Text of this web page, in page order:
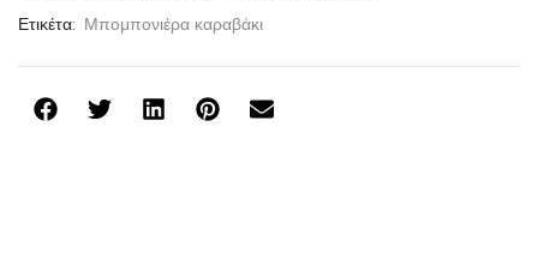
Ετικέτα: Μπομπονιέρα καραβάκι